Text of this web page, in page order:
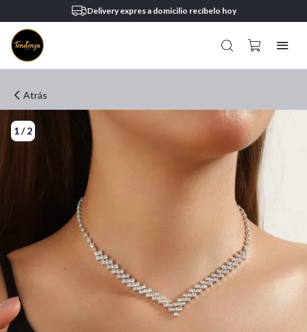
Delivery expres a domicilio recíbelo hoy
Atrás
1/2